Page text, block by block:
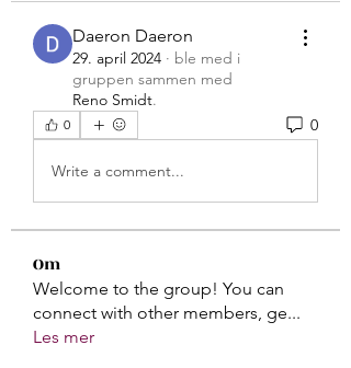
Daeron Daeron
29. april 2024 · ble med i
gruppen sammen med
Reno Smidt.
0 0
Write a comment...
Om
Welcome to the group! You can
connect with other members, ge...
Les mer